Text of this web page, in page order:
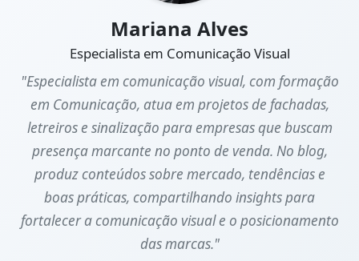
Mariana Alves
Especialista em Comunicação Visual
"Especialista em comunicação visual, com formação
em Comunicação, atua em projetos de fachadas,
letreiros e sinalização para empresas que buscam
presença marcante no ponto de venda. No blog,
produz conteúdos sobre mercado, tendências e
boas práticas, compartilhando insights para
fortalecer a comunicação visual e o posicionamento
das marcas."